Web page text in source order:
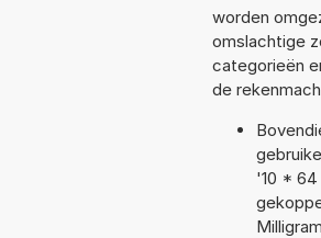
worden
omslachtige
categorieën
de
'10 * 64